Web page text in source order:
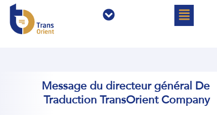
القائمة القائمة
Message du directeur général De
Traduction TransOrient Company